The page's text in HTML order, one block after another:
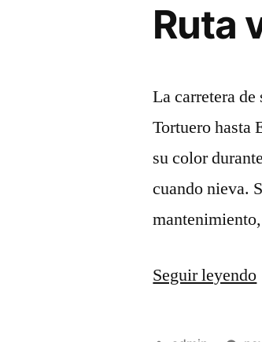
Ruta
La carretera
Tortuero hasta
su color
cuando nieva.
Seguir leyendo